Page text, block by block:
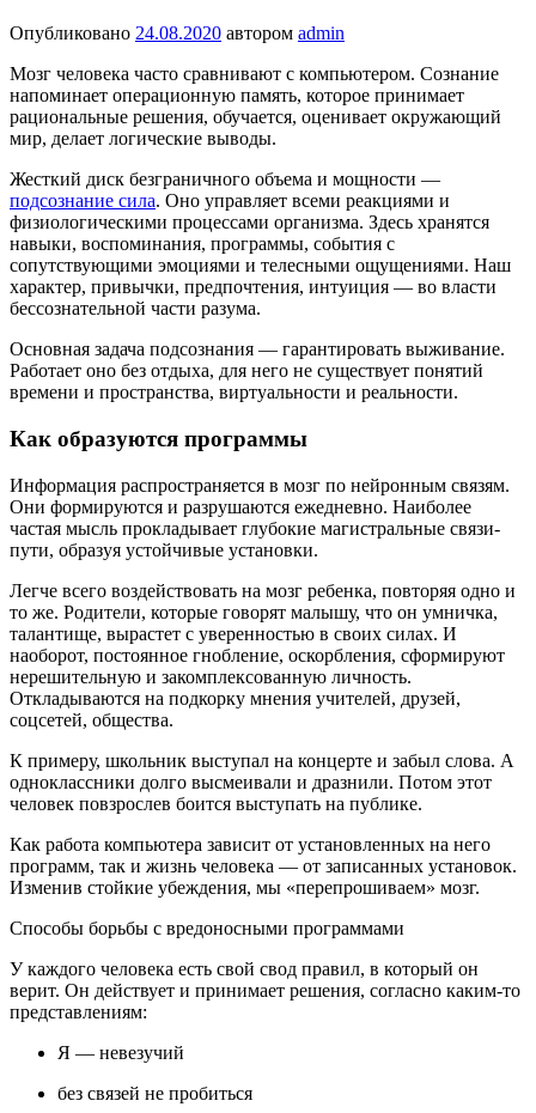
Опубликовано 24.08.2020 автором admin
Мозг человека часто сравнивают с компьютером. Сознание
напоминает операционную память, которое принимает
рациональные решения, обучается, оценивает окружающий
мир, делает логические выводы.
Жесткий диск безграничного объема и мощности —
подсознание сила. Оно управляет всеми реакциями и
физиологическими процессами организма. Здесь хранятся
навыки, воспоминания, программы, события с
сопутствующими эмоциями и телесными ощущениями. Наш
характер, привычки, предпочтения, интуиция — во власти
бессознательной части разума.
Основная задача подсознания — гарантировать выживание.
Работает оно без отдыха, для него не существует понятий
времени и пространства, виртуальности и реальности.
Как образуются программы
Информация распространяется в мозг по нейронным связям.
Они формируются и разрушаются ежедневно. Наиболее
частая мысль прокладывает глубокие магистральные связи-
пути, образуя устойчивые установки.
Легче всего воздействовать на мозг ребенка, повторяя одно и
то же. Родители, которые говорят малышу, что он умничка,
талантище, вырастет с уверенностью в своих силах. И
наоборот, постоянное гнобление, оскорбления, сформируют
нерешительную и закомплексованную личность.
Откладываются на подкорку мнения учителей, друзей,
соцсетей, общества.
К примеру, школьник выступал на концерте и забыл слова. А
одноклассники долго высмеивали и дразнили. Потом этот
человек повзрослев боится выступать на публике.
Как работа компьютера зависит от установленных на него
программ, так и жизнь человека — от записанных установок.
Изменив стойкие убеждения, мы «перепрошиваем» мозг.
Способы борьбы с вредоносными программами
У каждого человека есть свой свод правил, в который он
верит. Он действует и принимает решения, согласно каким-то
представлениям:
Я — невезучий
без связей не пробиться